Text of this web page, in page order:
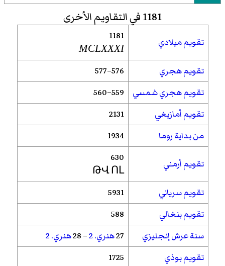
1181 في التقاويم الأخرى
تقويم ميلادي 1181
MCLXXXI
تقويم هجري
576–577
تقويم هجري شمسي
559–560
تقويم أمازيغي
2131
من بداية روما
1934
تقويم أرمني
630
ԹՎ ՈԼ
تقويم سرياني
5931
تقويم بنغالي
588
سنة عرش إنجليزي
27هنري. 2 – 28
هنري. 2
تقويم بوذي
1725